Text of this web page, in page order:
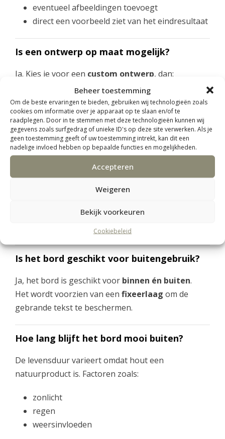
Beheer toestemming
Om de beste ervaringen te bieden, gebruiken wij technologieën zoals
cookies om informatie over je apparaat op te slaan en/of te
raadplegen. Door in te stemmen met deze technologieën kunnen wij
gegevens zoals surfgedrag of unieke ID's op deze site verwerken. Als je
geen toestemming geeft of uw toestemming intrekt, kan dit een
nadelige invloed hebben op bepaalde functies en mogelijkheden.
Accepteren
Weigeren
Bekijk voorkeuren
Cookiebeleid
eventueel afbeeldingen toevoegt
direct een voorbeeld ziet van het eindresultaat
Is een ontwerp op maat mogelijk?
Ja. Kies je voor een custom ontwerp, dan:
neemt de maker contact met je op
kun je jouw wensen doorgeven
wordt er een persoonlijk ontwerp voor je
gemaakt
Wat is de levertijd?
Standaard ontwerp via tool:± 5 werkdagen
Custom ontwerp:± 7–9 werkdagen
Is het bord geschikt voor buitengebruik?
Ja, het bord is geschikt voor binnen én buiten.
Het wordt voorzien van een fixeerlaag om de
gebrande tekst te beschermen.
Hoe lang blijft het bord mooi buiten?
De levensduur varieert omdat hout een
natuurproduct is. Factoren zoals:
zonlicht
regen
weersinvloeden